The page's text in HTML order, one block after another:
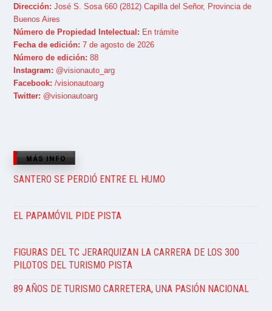
Dirección: José S. Sosa 660 (2812) Capilla del Señor, Provincia de
Buenos Aires
Número de Propiedad Intelectual: En trámite
Fecha de edición: 7 de agosto de 2026
Número de edición: 88
Instagram: @visionauto_arg
Facebook: /visionautoarg
Twitter: @visionautoarg
MÁS INFO
SANTERO SE PERDIÓ ENTRE EL HUMO
EL PAPAMÓVIL PIDE PISTA
FIGURAS DEL TC JERARQUIZAN LA CARRERA DE LOS 300
PILOTOS DEL TURISMO PISTA
89 AÑOS DE TURISMO CARRETERA, UNA PASIÓN NACIONAL